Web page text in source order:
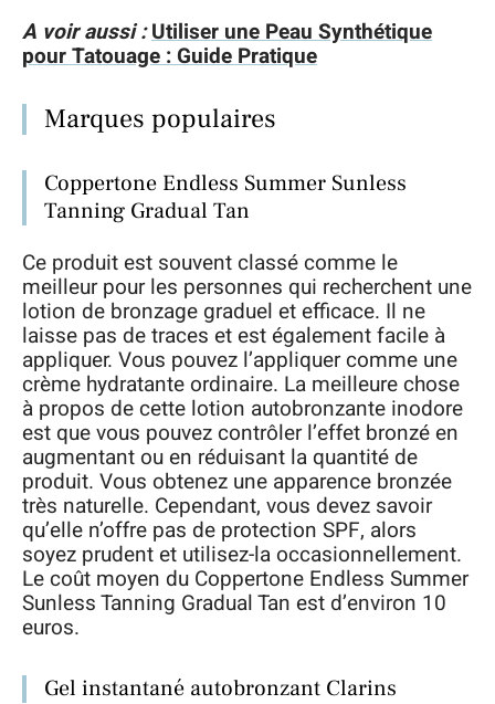
A voir aussi :Utiliser une Peau Synthétique
pour Tatouage : Guide Pratique
Marques populaires
Coppertone Endless Summer Sunless
Tanning Gradual Tan
Ce produit est souvent classé comme le
meilleur pour les personnes qui recherchent une
lotion de bronzage graduel et efficace. Il ne
laisse pas de traces et est également facile à
appliquer. Vous pouvez l’appliquer comme une
crème hydratante ordinaire. La meilleure chose
à propos de cette lotion autobronzante inodore
est que vous pouvez contrôler l’effet bronzé en
augmentant ou en réduisant la quantité de
produit. Vous obtenez une apparence bronzée
très naturelle. Cependant, vous devez savoir
qu’elle n’offre pas de protection SPF, alors
soyez prudent et utilisez-la occasionnellement.
Le coût moyen du Coppertone Endless Summer
Sunless Tanning Gradual Tan est d’environ 10
euros.
Gel instantané autobronzant Clarins